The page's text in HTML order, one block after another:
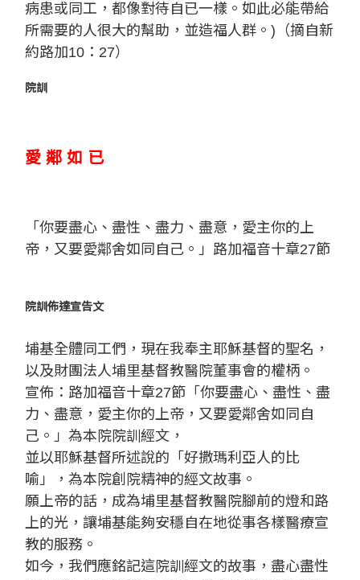
病患或同工，都像對待自已一樣。如此必能帶給
所需要的人很大的幫助，並造福人群。)（摘自新
約路加10：27）
院訓
愛 鄰 如 已
「你要盡心、盡性、盡力、盡意，愛主你的上
帝，又要愛鄰舍如同自己。」路加福音十章27節
院訓佈達宣告文
埔基全體同工們，現在我奉主耶穌基督的聖名，
以及財團法人埔里基督教醫院董事會的權柄。
宣佈：路加福音十章27節「你要盡心、盡性、盡
力、盡意，愛主你的上帝，又要愛鄰舍如同自
己。」為本院院訓經文，
並以耶穌基督所述說的「好撒瑪利亞人的比
喻」，為本院創院精神的經文故事。
願上帝的話，成為埔里基督教醫院腳前的燈和路
上的光，讓埔基能夠安穩自在地從事各樣醫療宣
教的服務。
如今，我們應銘記這院訓經文的故事，盡心盡性